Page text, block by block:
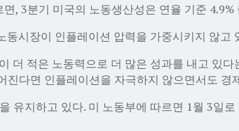
, 3분기 미국의 노동생산성은 연율 기준
시장이 인플레이션 압력을 가중시키지 않고
적은 노동력으로 더 많은 성과를 내고 있다
다면 인플레이션을 자극하지 않으면서도 경
유지하고 있다. 미 노동부에 따르면 1월 3일